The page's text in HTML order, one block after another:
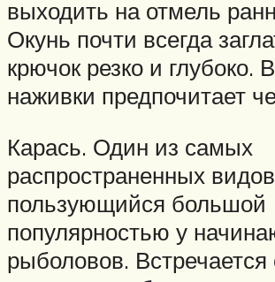
выходить на отмель
Окунь почти всегда
крючок резко и глубоко.
наживки предпочитает
Карась. Один из самых
распространенных
пользующийся большой
популярностью у
рыболовов. Встречается